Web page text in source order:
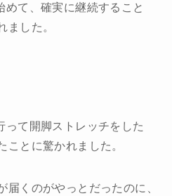
めて、確実に継続すること
ました。
って開脚ストレッチをした
ことに驚かれました。
届くのがやっとだったのに、